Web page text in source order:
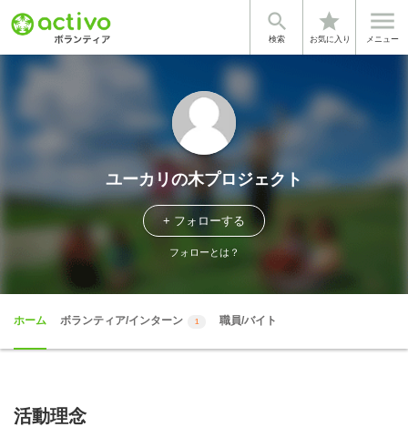

検索
star
お気に入り

メニュー
ユーカリの木プロジェクト
+ フォローする
フォローとは？
ホーム ボランティア/インターン 1 職員/バイト
活動理念